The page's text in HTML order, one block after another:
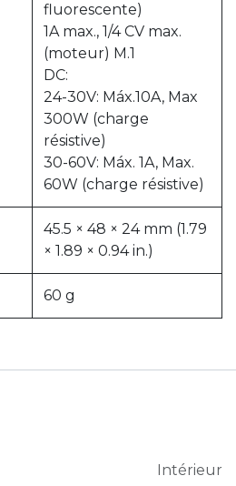
fluorescente)
1A max., 1/4 CV max.
(moteur) M.1
DC:
24-30V: Máx.10A, Max
300W (charge
résistive)
30-60V: Máx. 1A, Max.
60W (charge résistive)
45.5 × 48 × 24 mm (1.79
× 1.89 × 0.94 in.)
60 g
Intérieur